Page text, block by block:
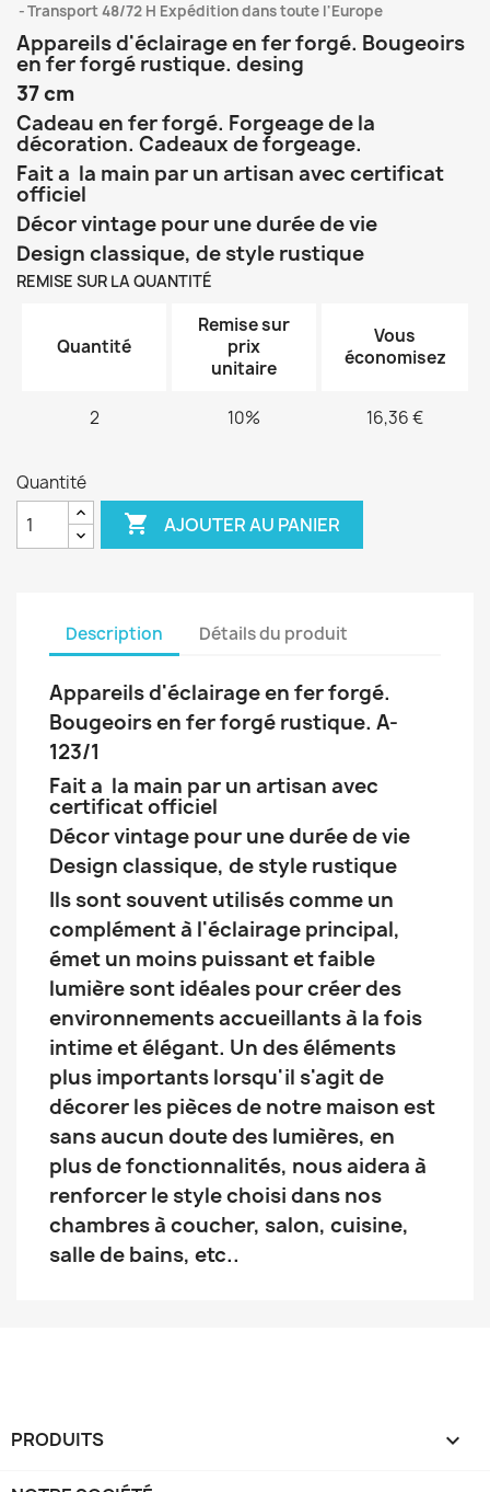
Transport 48/72 H Expédition dans toute l'Europe
Appareils d'éclairage en fer forgé. Bougeoirs
en fer forgé rustique. desing
37 cm
Cadeau en fer forgé. Forgeage de la
décoration. Cadeaux de forgeage.
Fait a la main par un artisan avec certificat
officiel
Décor vintage pour une durée de vie
Design classique, de style rustique
REMISE SUR LA QUANTITÉ
Quantité
Remise sur
prix
unitaire
Vous
économisez
2 10% 16,36 €
Quantité
 AJOUTER AU PANIER
Description Détails du produit
Appareils d'éclairage en fer forgé.
Bougeoirs en fer forgé rustique. A-
123/1
Fait a la main par un artisan avec
certificat officiel
Décor vintage pour une durée de vie
Design classique, de style rustique
Ils sont souvent utilisés comme un
complément à l'éclairage principal,
émet un moins puissant et faible
lumière sont idéales pour créer des
environnements accueillants à la fois
intime et élégant. Un des éléments
plus importants lorsqu'il s'agit de
décorer les pièces de notre maison est
sans aucun doute des lumières, en
plus de fonctionnalités, nous aidera à
renforcer le style choisi dans nos
chambres à coucher, salon, cuisine,
salle de bains, etc..
PRODUITS 